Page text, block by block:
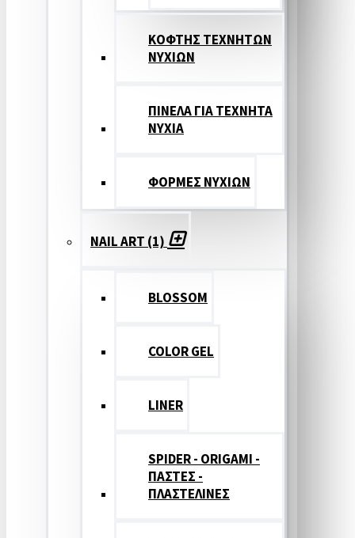
ΚΟΦΤΗΣ ΤΕΧΝΗΤΩΝ
ΝΥΧΙΩΝ
ΠΙΝΕΛΑ ΓΙΑ ΤΕΧΝΗΤΑ
ΝΥΧΙΑ
ΦΟΡΜΕΣ ΝΥΧΙΩΝ
NAIL ART (1)
BLOSSOM
COLOR GEL
LINER
SPIDER - ORIGAMI -
ΠΑΣΤΕΣ -
ΠΛΑΣΤΕΛΙΝΕΣ